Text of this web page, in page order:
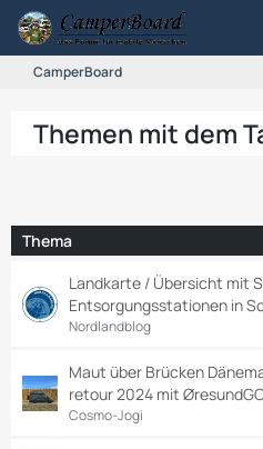
CamperBoard
Themen mit dem
Thema
Landkarte / Übersicht mit
Entsorgungsstationen in
Nordlandblog
Maut über Brücken
retour 2024 mit
Cosmo-Jogi